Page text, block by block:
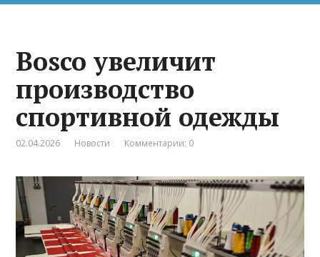
Bosco увеличит
производство
спортивной одежды
02.04.2026 Новости Комментарии: 0